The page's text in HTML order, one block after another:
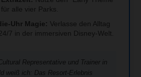
alle vier Parks.
Uhr Magie: Verlasse den Alltag
7 in der immersiven Disney-Welt.
Representative und Trainer in
weiß ich: Das Resort-Erlebnis